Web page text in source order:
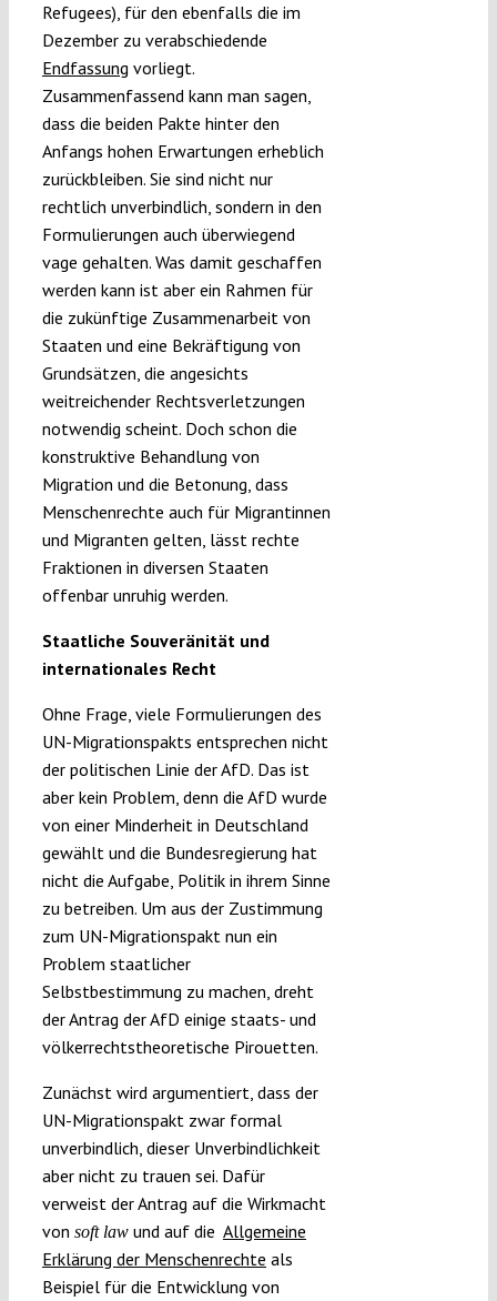
Refugees), für den ebenfalls die im
Dezember zu verabschiedende
Endfassung vorliegt.
Zusammenfassend kann man sagen,
dass die beiden Pakte hinter den
Anfangs hohen Erwartungen erheblich
zurückbleiben. Sie sind nicht nur
rechtlich unverbindlich, sondern in den
Formulierungen auch überwiegend
vage gehalten. Was damit geschaffen
werden kann ist aber ein Rahmen für
die zukünftige Zusammenarbeit von
Staaten und eine Bekräftigung von
Grundsätzen, die angesichts
weitreichender Rechtsverletzungen
notwendig scheint. Doch schon die
konstruktive Behandlung von
Migration und die Betonung, dass
Menschenrechte auch für Migrantinnen
und Migranten gelten, lässt rechte
Fraktionen in diversen Staaten
offenbar unruhig werden.
Staatliche Souveränität und
internationales Recht
Ohne Frage, viele Formulierungen des
UN-Migrationspakts entsprechen nicht
der politischen Linie der AfD. Das ist
aber kein Problem, denn die AfD wurde
von einer Minderheit in Deutschland
gewählt und die Bundesregierung hat
nicht die Aufgabe, Politik in ihrem Sinne
zu betreiben. Um aus der Zustimmung
zum UN-Migrationspakt nun ein
Problem staatlicher
Selbstbestimmung zu machen, dreht
der Antrag der AfD einige staats- und
völkerrechtstheoretische Pirouetten.
Zunächst wird argumentiert, dass der
UN-Migrationspakt zwar formal
unverbindlich, dieser Unverbindlichkeit
aber nicht zu trauen sei. Dafür
verweist der Antrag auf die Wirkmacht
von soft law und auf die Allgemeine
Erklärung der Menschenrechte als
Beispiel für die Entwicklung von